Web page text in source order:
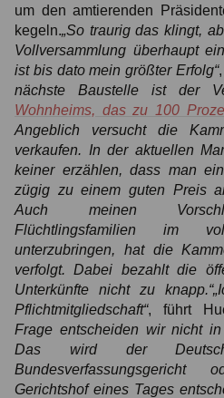
um den amtierenden
kegeln.„So traurig das klingt,
Vollversammlung überhaupt
ist bis dato mein größter Erfolg“
nächste Baustelle ist der
Wohnheims, das zu 100
Angeblich versucht die
verkaufen. In der aktuellen
keiner erzählen, dass man
zügig zu einem guten Preis
Auch meinen
Flüchtlingsfamilien im
unterzubringen, hat die
verfolgt. Dabei bezahlt die
Unterkünfte nicht zu
Pflichtmitgliedschaft“, führt
Frage entscheiden wir nicht
Das wird der
Gerichtshof eines Tages